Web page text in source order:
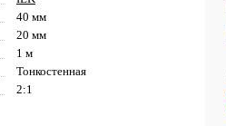
40 мм
20 мм
1 м
Тонкостенная
2:1